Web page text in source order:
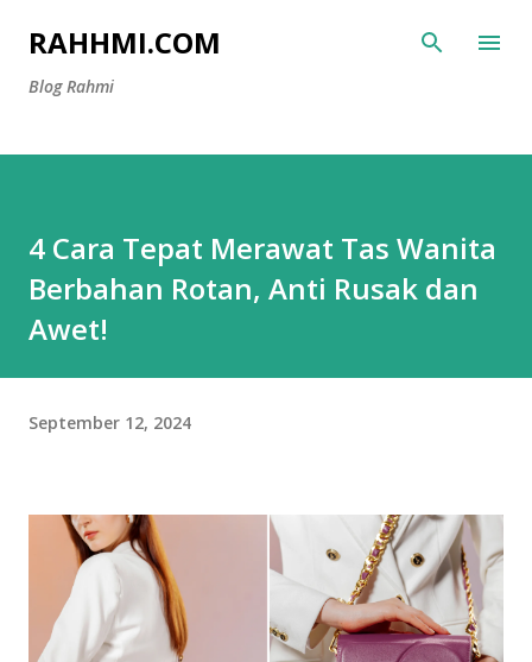
Langsung ke konten utama
RAHHMI.COM
Blog Rahmi
4 Cara Tepat Merawat Tas Wanita
Berbahan Rotan, Anti Rusak dan
Awet!
September 12, 2024